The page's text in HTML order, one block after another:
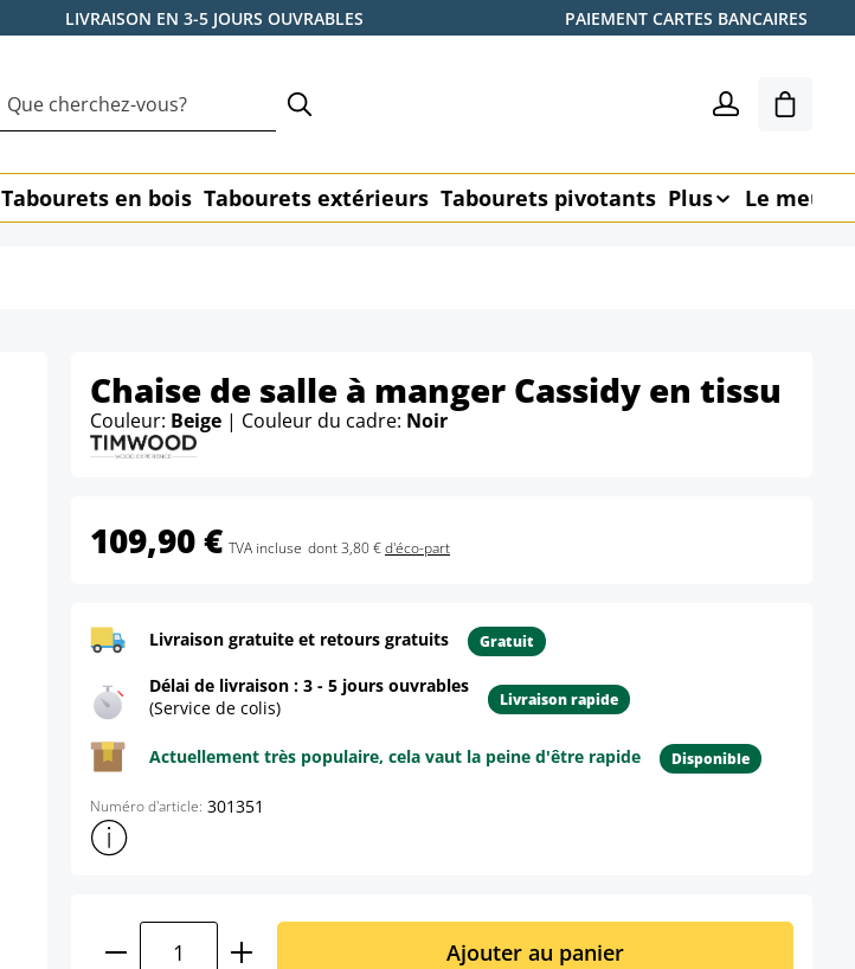
LIVRAISON EN 3-5 JOURS OUVRABLES PAIEMENT CARTES BANCAIRES
Le
Tabourets en bois Tabourets extérieurs Tabourets pivotants Plus Le
Chaise de salle à manger Cassidy en tissu
Couleur: Beige | Couleur du cadre: Noir
109,90 € TVA incluse dont 3,80 €d'éco-part
Livraison gratuite et retours gratuits Gratuit
Délai de livraison : 3 - 5 jours ouvrables
(Service de colis)
Livraison rapide
Actuellement très populaire, cela vaut la peine d'être rapide Disponible
Numéro d'article: 301351
Afficher plus d'informations sur le produit
Quantité de produit : Entrez la quantité souhaitée ou
Ajouter au panier